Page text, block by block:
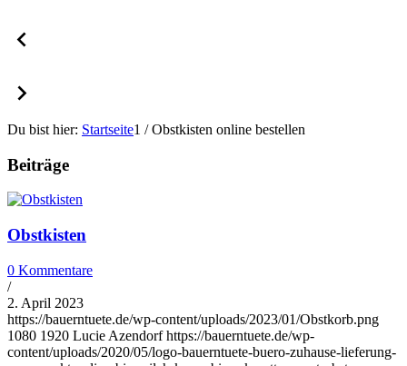
Du bist hier: Startseite1 / Obstkisten online bestellen
Beiträge
Obstkisten
0 Kommentare
/
2. April 2023
https://bauerntuete.de/wp-content/uploads/2023/01/Obstkorb.png
1080 1920 Lucie Azendorf https://bauerntuete.de/wp-
content/uploads/2020/05/logo-bauerntuete-buero-zuhause-lieferung-